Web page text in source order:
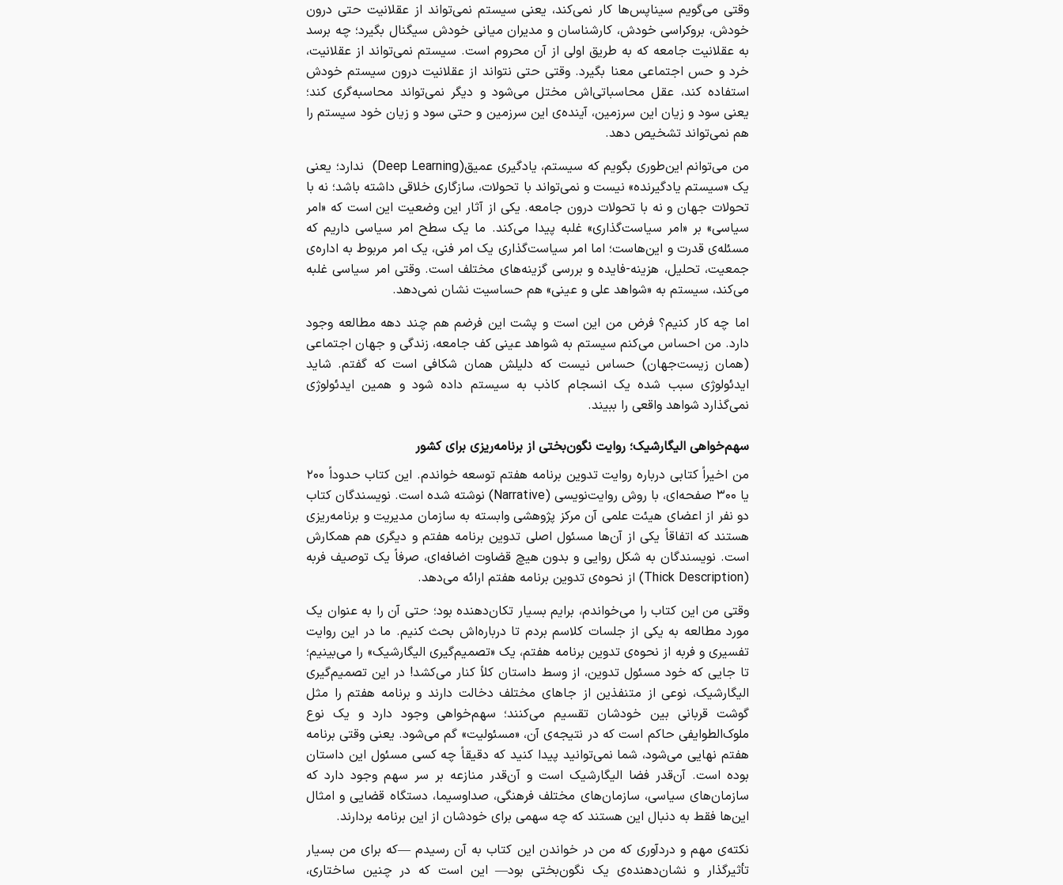
وقتی می‌گویم سیناپس‌ها کار نمی‌کند، یعنی سیستم نمی‌تواند از عقلانیت حتی درون
خودش، بروکراسی خودش، کارشناسان و مدیران میانی خودش سیگنال بگیرد؛ چه برسد
به عقلانیت جامعه که به طریق اولی از آن محروم است. سیستم نمی‌تواند از عقلانیت،
خرد و حس اجتماعی معنا بگیرد. وقتی حتی نتواند از عقلانیت درون سیستم خودش
استفاده کند، عقل محاسباتی‌اش مختل می‌شود و دیگر نمی‌تواند محاسبه‌گری کند؛
یعنی سود و زیان این سرزمین، آینده‌ی این سرزمین و حتی سود و زیان خود سیستم را
هم نمی‌تواند تشخیص دهد.
من می‌توانم این‌طوری بگویم که سیستم، یادگیری عمیق(Deep Learning) ندارد؛ یعنی
یک «سیستم یادگیرنده» نیست و نمی‌تواند با تحولات، سازگاری خلاقی داشته باشد؛ نه با
تحولات جهان و نه با تحولات درون جامعه. یکی از آثار این وضعیت این است که «امر
سیاسی» بر «امر سیاست‌گذاری» غلبه پیدا می‌کند. ما یک سطح امر سیاسی داریم که
مسئله‌ی قدرت و این‌هاست؛ اما امر سیاست‌گذاری یک امر فنی، یک امر مربوط به اداره‌ی
جمعیت، تحلیل، هزینه-فایده و بررسی گزینه‌های مختلف است. وقتی امر سیاسی غلبه
می‌کند، سیستم به «شواهد علی و عینی» هم حساسیت نشان نمی‌دهد.
اما چه کار کنیم؟ فرض من این است و پشت این فرضم هم چند دهه مطالعه وجود
دارد. من احساس می‌کنم سیستم به شواهد عینی کف جامعه، زندگی و جهان اجتماعی
(همان زیست‌جهان) حساس نیست که دلیلش همان شکافی است که گفتم. شاید
ایدئولوژی سبب شده یک انسجام کاذب به سیستم داده شود و همین ایدئولوژی
نمی‌گذارد شواهد واقعی را ببیند.
سهم‌خواهی الیگارشیک؛ روایت نگون‌بختی از برنامه‌ریزی برای کشور
من اخیراً کتابی درباره روایت تدوین برنامه هفتم توسعه خواندم. این کتاب حدوداً ۲۰۰
یا ۳۰۰ صفحه‌ای، با روش روایت‌نویسی (Narrative) نوشته شده است. نویسندگان کتاب
دو نفر از اعضای هیئت علمی آن مرکز پژوهشی وابسته به سازمان مدیریت و برنامه‌ریزی
هستند که اتفاقاً یکی از آن‌ها مسئول اصلی تدوین برنامه هفتم و دیگری هم همکارش
است. نویسندگان به شکل روایی و بدون هیچ قضاوت اضافه‌ای، صرفاً یک توصیف فربه
(Thick Description) از نحوه‌ی تدوین برنامه هفتم ارائه می‌دهد.
وقتی من این کتاب را می‌خواندم، برایم بسیار تکان‌دهنده بود؛ حتی آن را به عنوان یک
مورد مطالعه به یکی از جلسات کلاسم بردم تا درباره‌اش بحث کنیم. ما در این روایت
تفسیری و فربه از نحوه‌ی تدوین برنامه هفتم، یک «تصمیم‌گیری الیگارشیک» را می‌بینیم؛
تا جایی که خود مسئول تدوین، از وسط داستان کلاً کنار می‌کشد! در این تصمیم‌گیری
الیگارشیک، نوعی از متنفذین از جاهای مختلف دخالت دارند و برنامه هفتم را مثل
گوشت قربانی بین خودشان تقسیم می‌کنند؛ سهم‌خواهی وجود دارد و یک نوع
ملوک‌الطوایفی حاکم است که در نتیجه‌ی آن، «مسئولیت» گم می‌شود. یعنی وقتی برنامه
هفتم نهایی می‌شود، شما نمی‌توانید پیدا کنید که دقیقاً چه کسی مسئول این داستان
بوده است. آن‌قدر فضا الیگارشیک است و آن‌قدر منازعه بر سر سهم وجود دارد که
سازمان‌های سیاسی، سازمان‌های مختلف فرهنگی، صداوسیما، دستگاه قضایی و امثال
این‌ها فقط به دنبال این هستند که چه سهمی برای خودشان از این برنامه بردارند.
نکته‌ی مهم و دردآوری که من در خواندن این کتاب به آن رسیدم —که برای من بسیار
تأثیرگذار و نشان‌دهنده‌ی یک نگون‌بختی بود— این است که در چنین ساختاری،